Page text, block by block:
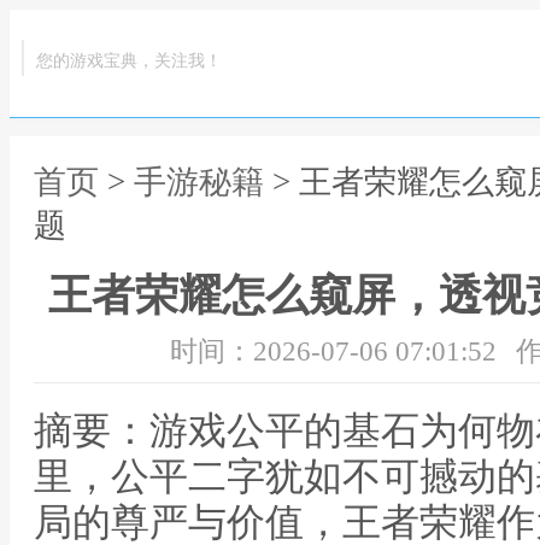
您的游戏宝典，关注我！
首页 > 手游秘籍 > 王者荣耀怎么
题
王者荣耀怎么窥屏，透
时间：2026-07-06 07:01:52
摘要：游戏公平的基石为何
里，公平二字犹如不可撼动
局的尊严与价值，王者荣耀